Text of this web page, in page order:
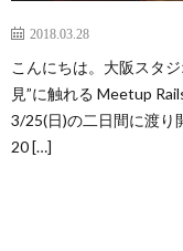
2018.03.28
こんにちは。大阪スタ
見”に触れる Meetup
3/25(日)の二日間に渡り
20 […]